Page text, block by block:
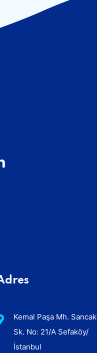
Kemal Paşa Mh. Sancak
Sk. No: 21/A Sefaköy/
İstanbul